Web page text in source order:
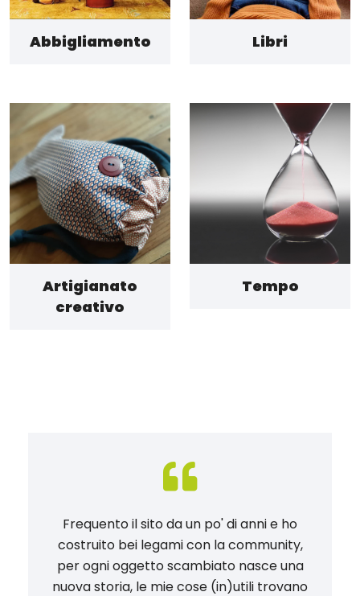
Abbigliamento Libri
Artigianato
creativo
Tempo
Frequento il sito da un po' di anni e ho
costruito bei legami con la community,
per ogni oggetto scambiato nasce una
nuova storia, le mie cose (in)utili trovano